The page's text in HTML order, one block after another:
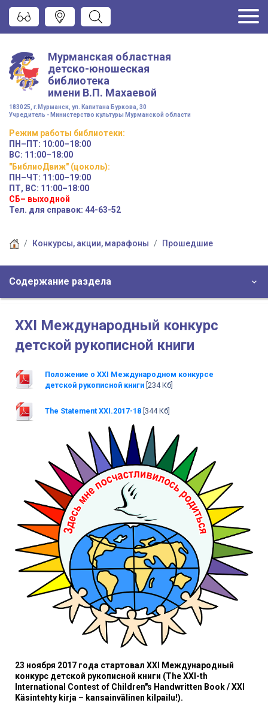
Мурманская областная
детско-юношеская
библиотека
имени В.П. Махаевой
183025, г.Мурманск, ул. Капитана Буркова, 30
Учредитель - Министерство культуры Мурманской области
Режим работы библиотеки:
ПН–ПТ: 10:00–18:00
ВС: 11:00–18:00
"БиблиоДвиж" (цоколь):
ПН–ЧТ: 11:00–19:00
ПТ, ВС: 11:00–18:00
СБ– выходной
Тел. для справок: 44-63-52
Конкурсы, акции, марафоны Прошедшие
Содержание раздела
XXI Международный конкурс
детской рукописной книги
Положение о XXI Международном конкурсе
детской рукописной книги [234 Кб]
The Statement XXI.2017-18 [344 Кб]
23 ноября 2017 года стартовал XXI Международный
конкурс детской рукописной книги (Тhe XXI-th
International Contest of Children"s Handwritten Book / XXI
Käsintehty kirja – kansainvälinen kilpailu!).